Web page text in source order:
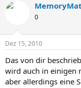
0
Dez 15, 2010
Das von dir
wird auch in einigen
aber allerdings eine